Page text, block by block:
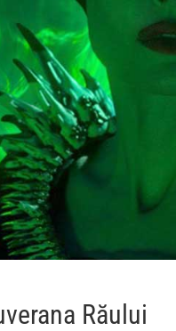
Răului